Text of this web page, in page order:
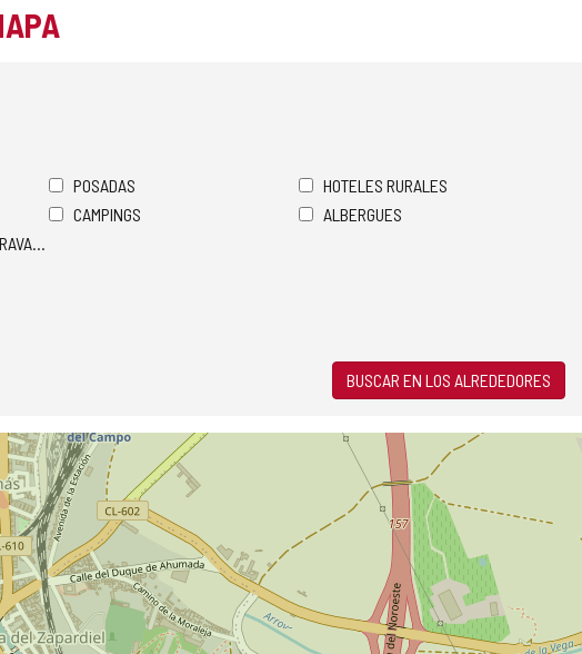
POSADAS
HOTELES RURALES
CAMPINGS
ALBERGUES
BUSCAR EN LOS ALREDEDORES